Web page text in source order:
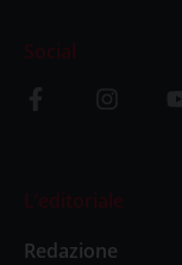
Social
L’editoriale
Redazione